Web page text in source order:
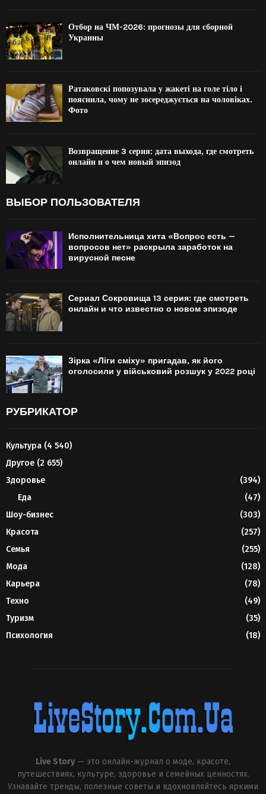
Отбор на ЧМ-2026: прогнозы для сборной
Украины
Ратаковскі попозувала у жакеті на голе тіло і
пояснила, чому не зосереджується на чоловіках.
Фото
Возвращение 3 серия: дата выхода, где смотреть
онлайн и о чем новый эпизод
ВЫБОР ПОЛЬЗОВАТЕЛЯ
Исполнительница хита «Вопрос есть —
вопросов нет» раскрыла заработок на
вирусной песне
Сериал Сокровища 13 серия: где смотреть
онлайн и что известно о новом эпизоде
Зірка «Ліги сміху» пригадав, як його
оголосили у військовий розшук у 2022 році
РУБРИКАТОР
Культура (4 540)
Другое (2 655)
Здоровье
(394)
Еда
(47)
Шоу-бизнес
(303)
Красота
(257)
Семья
(255)
Мода
(128)
Карьера
(78)
Техно
(49)
Туризм
(35)
Психология
(18)
Live Story — это онлайн-журнал о моде, красоте,
путешествиях, культуре, здоровье и семейных ценностях.
Узнавайте тренды, полезные советы и вдохновляйтесь яркими